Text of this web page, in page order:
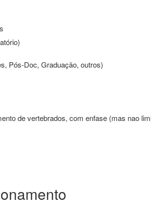
Pós-Doc, Graduação, outros)
de vertebrados, com enfase (mas nao